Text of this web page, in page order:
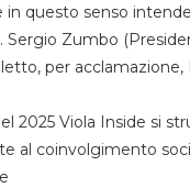
questo senso
Zumbo
per
2025 Viola Inside si
al coinvolgimento